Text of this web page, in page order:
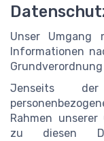
Unser
Informationen
Grundverordnung
Jenseits
Rahmen
zu diesen